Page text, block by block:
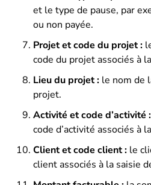
et le type de pause, par
ou non payée.
Projet et code du projet :
code du projet associés à
Lieu du projet : le nom de
projet.
Activité et code d’activité :
code d’activité associés à
Client et code client : le
client associés à la saisie